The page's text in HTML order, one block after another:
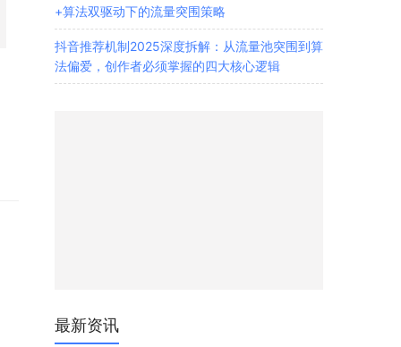
+算法双驱动下的流量突围策略
抖音推荐机制2025深度拆解：从流量池突围到算
法偏爱，创作者必须掌握的四大核心逻辑
最新资讯